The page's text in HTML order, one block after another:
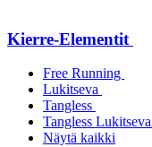
Kierre-Elementit
Free Running
Lukitseva
Tangless
Tangless Lukitseva
Näytä kaikki